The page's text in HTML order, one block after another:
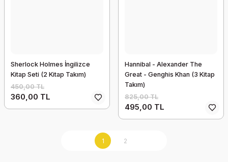
Sherlock Holmes İngilizce
Kitap Seti (2 Kitap Takım)
450,00 TL
360,00 TL
Hannibal - Alexander The
Great - Genghis Khan (3 Kitap
Takım)
825,00 TL
495,00 TL
1 2